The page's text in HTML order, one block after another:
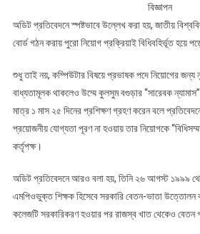
বিজ্ঞাপন
অডিট প্রতিবেদনে স্পষ্টভাবে উল্লেখ করা হয়, জাতীয়
বোর্ড গঠন করায় পুরো নিয়োগ প্রক্রিয়াই বিধিবহির্ভূত হয়ে
শুধু তাই নয়, কম্পিউটার বিষয়ে প্রভাষক পদে নিয়োগের জন্য
বাধ্যতামূলক থাকলেও উম্মে কুলসুম বগুড়ার “সারেবক ন্যামাস”
মাত্র ১ মাস ২৫ দিনের প্রশিক্ষণ গ্রহণ করেন বলে
প্রয়োজনীয় যোগ্যতা পূরণ না হওয়ায় তার নিয়োগকে
কর্তৃপক্ষ।
অডিট প্রতিবেদনে আরও বলা হয়, তিনি ২৬ আগস্ট ১৯৯৯
এমপিওভুক্ত শিক্ষক হিসেবে সরকারি বেতন-ভাতা উত্তোলন
কলেজটি সরকারিকরণ হওয়ার পর রাজস্ব খাত থেকেও